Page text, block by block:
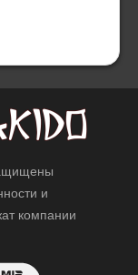
и
компании